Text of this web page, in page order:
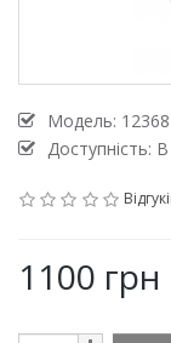
Модель:
Доступність:
1100 грн